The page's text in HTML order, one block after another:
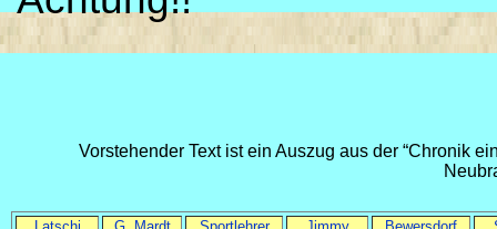
Vorstehender Text ist ein Auszug aus der “Chronik